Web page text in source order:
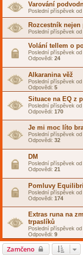
Varování
Poslední příspěvek od
Rozcestník
Poslední příspěvek od
Volání tellem o
Poslední příspěvek od
Odpovědi: 24
Alkaranina věž
Poslední příspěvek od
Odpovědi: 5
Situace na EQ z
Poslední příspěvek od
Odpovědi: 170
Je mi moc líto
Poslední příspěvek od
Odpovědi: 32
DM
Poslední příspěvek od
Odpovědi: 21
Pomluvy
Poslední příspěvek od
Odpovědi: 174
Extras runa na
trpaslíků
Poslední příspěvek od
Odpovědi: 9
Zamčeno